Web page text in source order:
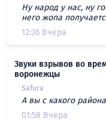
Ну народ у нас, ну
него жопа
12:36 Вчера
Звуки взрывов во
воронежцы
Safura
А вы с какого района
01:58 Вчера